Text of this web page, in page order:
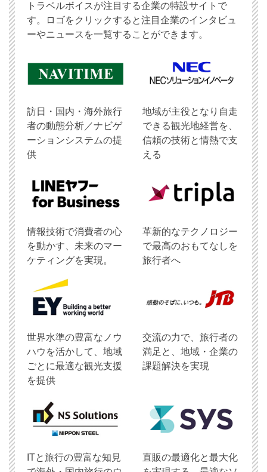
トラベルボイスが注目する企業の特設サイトで
す。ロゴをクリックすると注目企業のインタビュ
ーやニュースを一覧することができます。
訪日・国内・海外旅行
者の動態分析／ナビゲ
ーションシステムの提
供
地域が主役となり自走
できる観光地経営を、
信頼の技術と情熱で支
える
情報技術で消費者の心
を動かす、未来のマー
ケティングを実現。
革新的なテクノロジー
で最高のおもてなしを
旅行者へ
世界水準の豊富なノウ
ハウを活かして、地域
ごとに最適な観光支援
を提供
交流の力で、旅行者の
満足と、地域・企業の
課題解決を実現
ITと旅行の豊富な知見
直販の最適化と最大化